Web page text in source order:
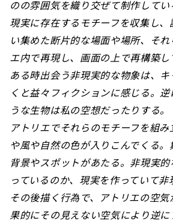
のの雰囲気を織り交ぜて制作してい
現実に存在するモチーフを収集し
い集めた断片的な場面や場所、そ
エ内で再現し、画面の上で再構築し
ある時出会う非現実的な物象は、
くと益々フィクションに感じる。
うな生物は私の空想だったりする。
アトリエでそれらのモチーフを組
や風や自然の色が入りこんでくる
背景やスポットがあたる。非現実
っているのか、現実を作っていて非
その後描く行為で、アトリエの空
果的にその見えない空気により逆